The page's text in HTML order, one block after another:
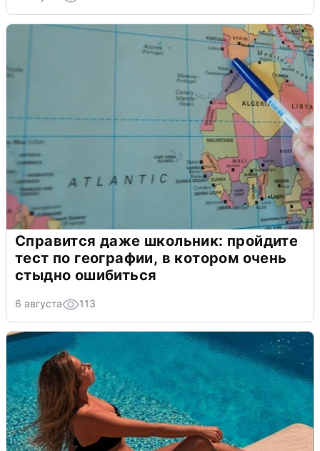
Справится даже школьник: пройдите
тест по географии, в котором очень
стыдно ошибиться
6 августа 113